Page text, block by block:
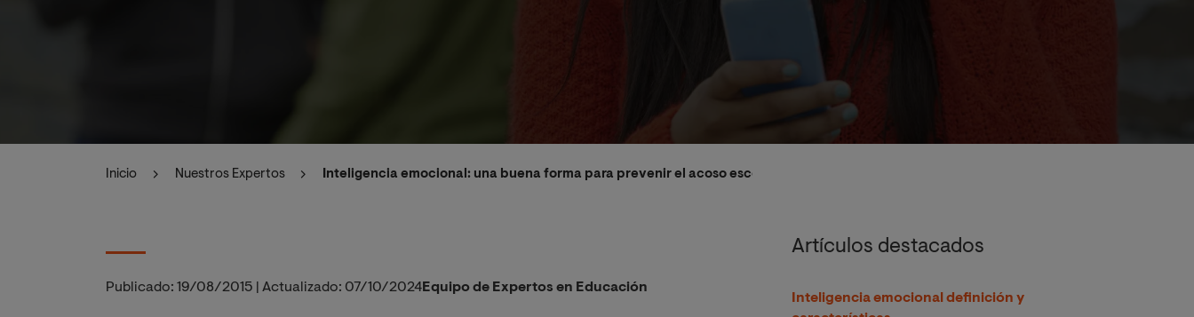
Inicio Nuestros Expertos Inteligencia emocional: una buena forma para prevenir el acoso escolar
Publicado: 19/08/2015 Actualizado: 07/10/2024Equipo de Expertos en Educación
Artículos destacados
Inteligencia emocional definición y